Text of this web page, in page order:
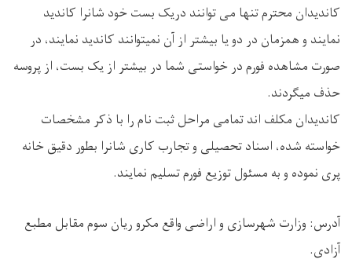
کاندیدان محترم تنها می توانند دریک بست خود شانرا کاندید
نمایند و همزمان در دو یا بیشتر از آن نمیتوانند کاندید نمایند، در
صورت مشاهده فورم در خواستی شما در بیشتر از یک بست، از پروسه
حذف میگردند.
کاندیدان مکلف اند تمامی مراحل ثبت نام را با ذکر مشخصات
خواسته شده، اسناد تحصیلی و تجارب کاری شانرا بطور دقیق خانه
پری نموده و به مسئول توزیع فورم تسلیم نمایند.
آدرس: وزارت شهرسازی و اراضی واقع مکرو ریان سوم مقابل مطبع
آزادی.